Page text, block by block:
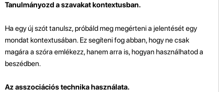
Tanulmányozd a szavakat kontextusban.
Ha egy új szót tanulsz, próbáld meg megérteni a jelentését egy
mondat kontextusában. Ez segíteni fog abban, hogy ne csak
magára a szóra emlékezz, hanem arra is, hogyan használhatod a
beszédben.
Az asszociációs technika használata.